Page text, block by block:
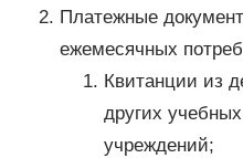
Платежные
ежемесячных
Квитанции из
других
учреждений;